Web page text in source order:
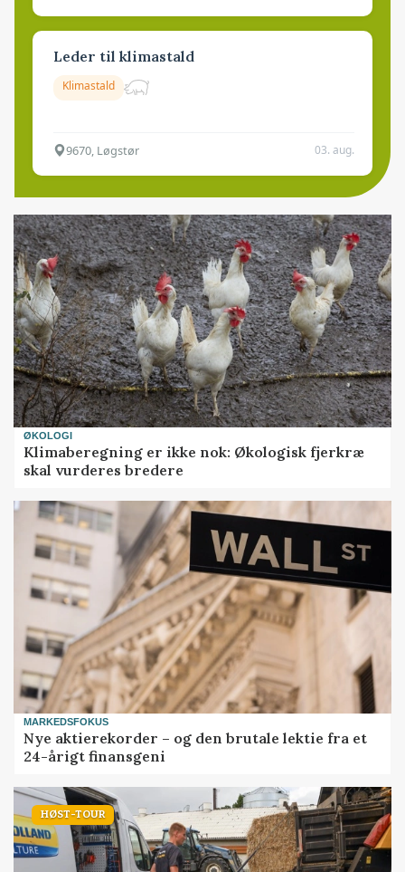
Leder til klimastald
Klimastald
9670, Løgstør 03. aug.
ØKOLOGI
Klimaberegning er ikke nok: Økologisk fjerkræ
skal vurderes bredere
MARKEDSFOKUS
Nye aktierekorder – og den brutale lektie fra et
24-årigt finansgeni
HØST-TOUR